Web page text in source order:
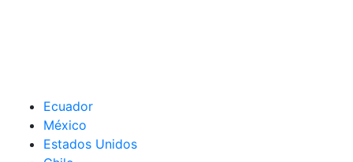
Ecuador
México
Estados Unidos